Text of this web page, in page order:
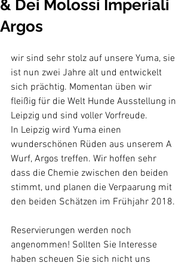
& Dei Molossi Imperiali
Argos
wir sind sehr stolz auf unsere Yuma, sie
ist nun zwei Jahre alt und entwickelt
sich prächtig. Momentan üben wir
fleißig für die Welt Hunde Ausstellung in
Leipzig und sind voller Vorfreude.
In Leipzig wird Yuma einen
wunderschönen Rüden aus unserem A
Wurf, Argos treffen. Wir hoffen sehr
dass die Chemie zwischen den beiden
stimmt, und planen die Verpaarung mit
den beiden Schätzen im Frühjahr 2018.
Reservierungen werden noch
angenommen! Sollten Sie Interesse
haben scheuen Sie sich nicht uns